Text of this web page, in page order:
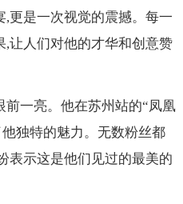
更是一次视觉的震撼。每一
让人们对他的才华和创意赞
一亮。他在苏州站的“凤凰
独特的魅力。无数粉丝都
表示这是他们见过的最美的